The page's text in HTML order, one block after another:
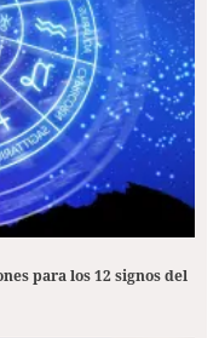
para los 12 signos del